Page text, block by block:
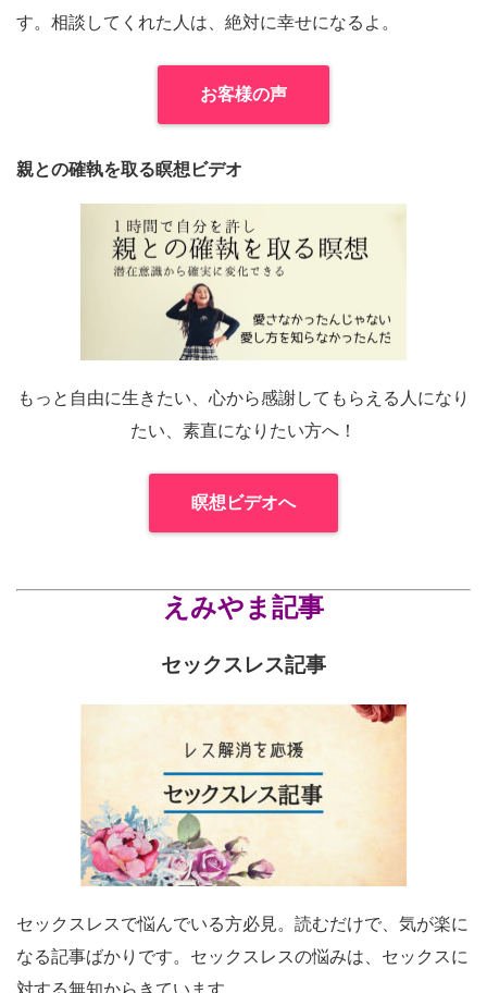
す。相談してくれた人は、絶対に幸せになるよ。
お客様の声
親との確執を取る瞑想ビデオ
もっと自由に生きたい、心から感謝してもらえる人になり
たい、素直になりたい方へ！
瞑想ビデオへ
えみやま記事
セックスレス記事
セックスレスで悩んでいる方必見。読むだけで、気が楽に
なる記事ばかりです。セックスレスの悩みは、セックスに
対する無知からきています。